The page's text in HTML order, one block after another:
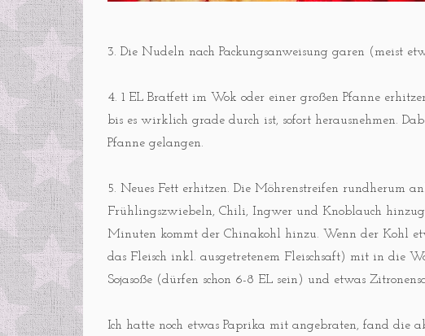
3. Die Nudeln nach Packungsanweisung garen (meist
4. 1 EL Bratfett im Wok oder einer großen Pfanne
bis es wirklich grade durch ist, sofort herausnehmen.
Pfanne gelangen.
5. Neues Fett erhitzen. Die Möhrenstreifen rundherum
Frühlingszwiebeln, Chili, Ingwer und Knoblauch
Minuten kommt der Chinakohl hinzu. Wenn der Kohl
das Fleisch inkl. ausgetretenem Fleischsaft) mit in die
Sojasoße (dürfen schon 6-8 EL sein) und etwas
Ich hatte noch etwas Paprika mit angebraten, fand die